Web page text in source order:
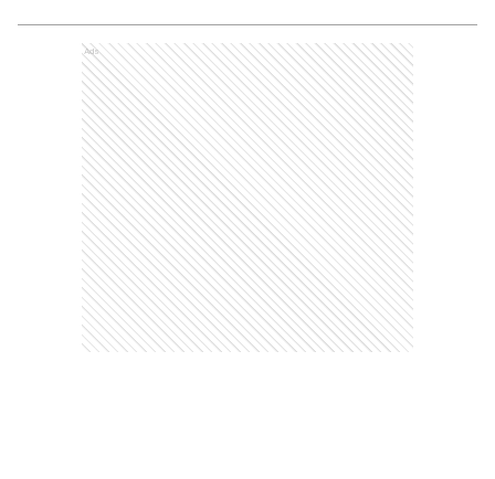
Ads